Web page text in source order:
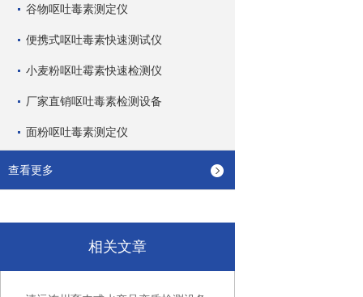
谷物呕吐毒素测定仪
便携式呕吐毒素快速测试仪
小麦粉呕吐霉素快速检测仪
厂家直销呕吐毒素检测设备
面粉呕吐毒素测定仪
查看更多
相关文章